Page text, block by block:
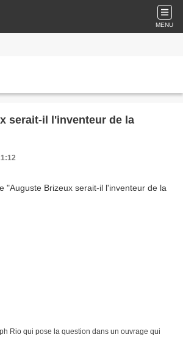
MENU
serait-il l'inventeur de la
Rio qui pose la question dans un ouvrage qui